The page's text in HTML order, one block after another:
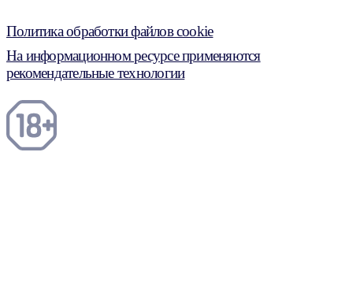
Политика обработки файлов cookie
На информационном ресурсе применяются
рекомендательные технологии